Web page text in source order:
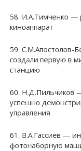
58. И.А.Тимченко —
киноаппарат
59. С.М.Апостолов-
создали первую в
станцию
60. Н.Д.Пильчиков
успешно
управления
61. В.А.Гассиев —
фотонаборную